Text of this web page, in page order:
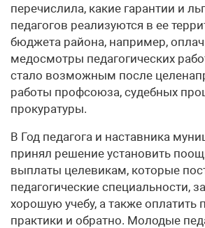
перечислила, какие гарантии и
педагогов реализуются в ее
бюджета района, например,
медосмотры педагогических
стало возможным после
работы профсоюза, судебных
прокуратуры.
В Год педагога и наставника
принял решение установить
выплаты целевикам, которые
педагогические специальности,
хорошую учебу, а также оплатить
практики и обратно. Молодые